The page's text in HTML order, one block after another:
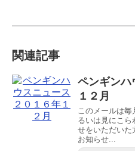
関連記事
ペンギンハ
１２月
このメールは
るいは見にこら
せをいただいた
お知らせ...